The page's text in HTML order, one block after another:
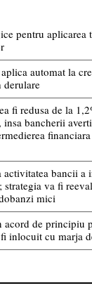
pentru aplicarea
automat la
derulare
fi redusa de la
bancherii
activitatea bancii a
strategia va fi
mici
acord de principiu
inlocuit cu marja